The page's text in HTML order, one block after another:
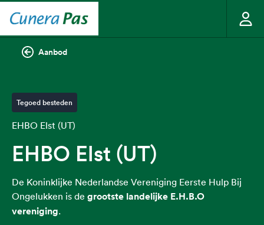
Aanbod
Tegoed besteden
EHBO Elst (UT)
EHBO Elst (UT)
De Koninklijke Nederlandse Vereniging Eerste Hulp Bij
Ongelukken is de grootste landelijke E.H.B.O
vereniging.